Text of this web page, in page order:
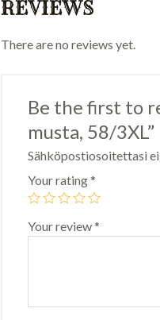
REVIEWS
There are no reviews yet.
Be the first to
musta, 58/3XL”
Sähköpostiosoitettasi
Your rating*
Your review*